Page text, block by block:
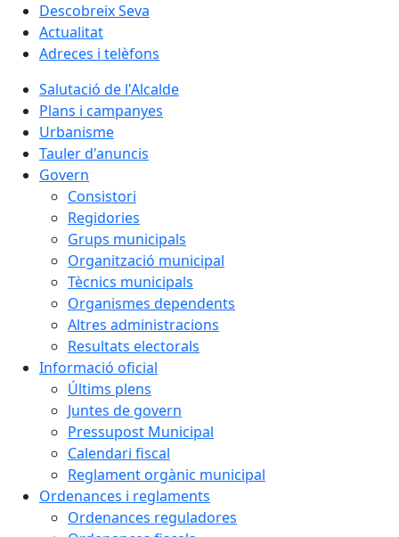
Descobreix Seva
Actualitat
Adreces i telèfons
Salutació de l'Alcalde
Plans i campanyes
Urbanisme
Tauler d'anuncis
Govern
Consistori
Regidories
Grups municipals
Organització municipal
Tècnics municipals
Organismes dependents
Altres administracions
Resultats electorals
Informació oficial
Últims plens
Juntes de govern
Pressupost Municipal
Calendari fiscal
Reglament orgànic municipal
Ordenances i reglaments
Ordenances reguladores